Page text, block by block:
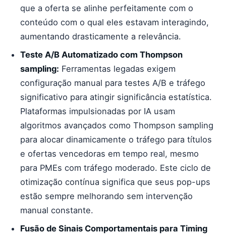
que a oferta se alinhe perfeitamente com o
conteúdo com o qual eles estavam interagindo,
aumentando drasticamente a relevância.
Teste A/B Automatizado com Thompson
sampling: Ferramentas legadas exigem
configuração manual para testes A/B e tráfego
significativo para atingir significância estatística.
Plataformas impulsionadas por IA usam
algoritmos avançados como Thompson sampling
para alocar dinamicamente o tráfego para títulos
e ofertas vencedoras em tempo real, mesmo
para PMEs com tráfego moderado. Este ciclo de
otimização contínua significa que seus pop-ups
estão sempre melhorando sem intervenção
manual constante.
Fusão de Sinais Comportamentais para Timing